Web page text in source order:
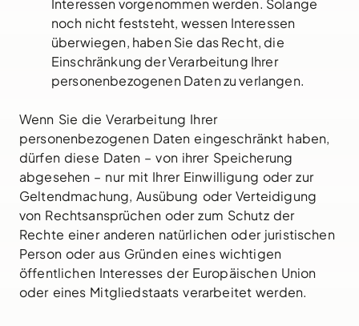
Interessen vorgenommen werden. Solange
noch nicht feststeht, wessen Interessen
überwiegen, haben Sie das Recht, die
Einschränkung der Verarbeitung Ihrer
personenbezogenen Daten zu verlangen.
Wenn Sie die Verarbeitung Ihrer
personenbezogenen Daten eingeschränkt haben,
dürfen diese Daten – von ihrer Speicherung
abgesehen – nur mit Ihrer Einwilligung oder zur
Geltendmachung, Ausübung oder Verteidigung
von Rechtsansprüchen oder zum Schutz der
Rechte einer anderen natürlichen oder juristischen
Person oder aus Gründen eines wichtigen
öffentlichen Interesses der Europäischen Union
oder eines Mitgliedstaats verarbeitet werden.